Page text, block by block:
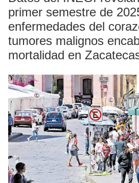
primer semestre de
enfermedades del
tumores malignos
mortalidad en